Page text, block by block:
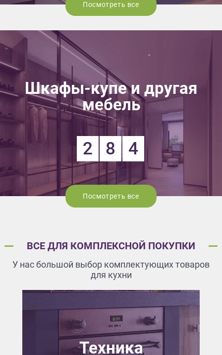
Посмотреть все
Шкафы-купе и другая
мебель
2 8 4
Посмотреть все
ВСЕ ДЛЯ КОМПЛЕКСНОЙ ПОКУПКИ
У нас большой выбор комплектующих товаров
для кухни
Техника